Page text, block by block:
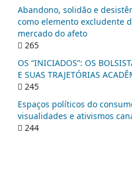
Abandono, solidão e
como elemento excludente
mercado do afeto
265
OS “INICIADOS”: OS
E SUAS TRAJETÓRIAS
245
Espaços políticos do
visualidades e ativismos
244